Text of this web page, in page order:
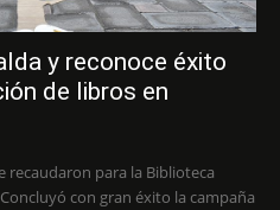
y reconoce éxito
de libros en
recaudaron para la Biblioteca